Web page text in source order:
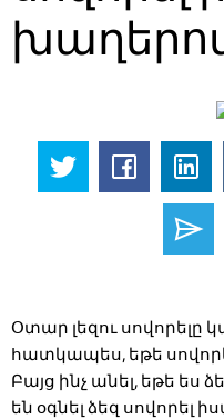
Օտար լեզու սովորելը
հատկապես, եթե
Բայց ինչ անել, եթե ես
են օգնել ձեզ սովորել